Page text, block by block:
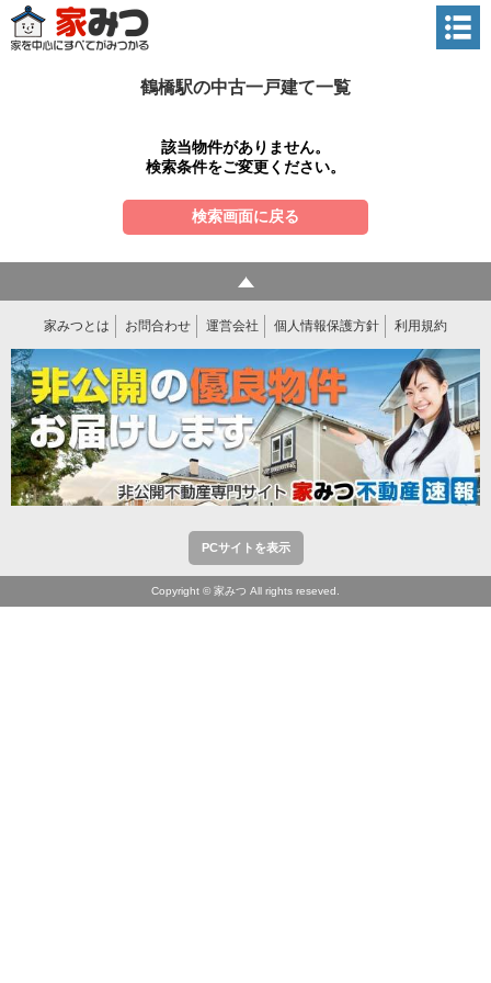
鶴橋駅の中古一戸建て一覧
該当物件がありません。
検索条件をご変更ください。
検索画面に戻る
家みつとは お問合わせ 運営会社 個人情報保護方針 利用規約
PCサイトを表示
Copyright © 家みつ All rights reseved.